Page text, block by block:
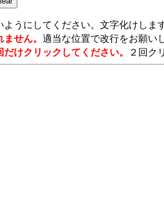
ようにしてください。文字化けしま
せん。 適当な位置で改行をお願い
けクリックしてください。 ２回ク